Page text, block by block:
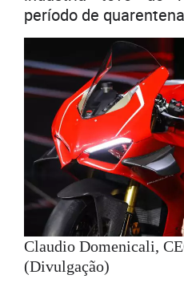
período de
Claudio Domenicali,
(Divulgação)